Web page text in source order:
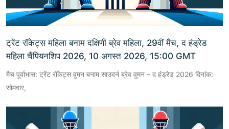
ट्रेंट रॉकेट्स महिला बनाम दक्षिणी ब्रेव महिला, 29वीं मैच, द हंड्रेड
महिला चैंपियनशिप 2026, 10 अगस्त 2026, 15:00 GMT
मैच पूर्वाभास: ट्रेंट रॉकेट्स वुमन बनाम साउदर्न ब्रेव वुमन – द हंड्रेड 2026 दिनांक:
सोमवार,